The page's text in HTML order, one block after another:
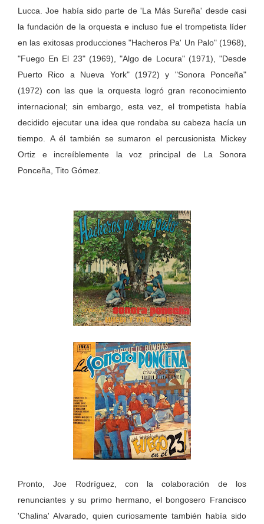
Lucca. Joe había sido parte de 'La Más Sureña' desde casi
la fundación de la orquesta e incluso fue el trompetista líder
en las exitosas producciones "Hacheros Pa' Un Palo" (1968),
"Fuego En El 23" (1969), "Algo de Locura" (1971), "Desde
Puerto Rico a Nueva York" (1972) y "Sonora Ponceña"
(1972) con las que la orquesta logró gran reconocimiento
internacional; sin embargo, esta vez, el trompetista había
decidido ejecutar una idea que rondaba su cabeza hacía un
tiempo. A él también se sumaron el percusionista Mickey
Ortiz e increíblemente la voz principal de La Sonora
Ponceña, Tito Gómez.
Pronto, Joe Rodríguez, con la colaboración de los
renunciantes y su primo hermano, el bongosero Francisco
'Chalina' Alvarado, quien curiosamente también había sido